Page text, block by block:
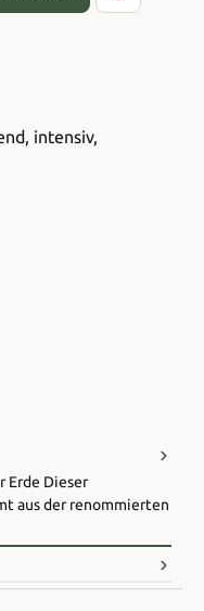
, intensiv,
Erde Dieser
aus der renommierten